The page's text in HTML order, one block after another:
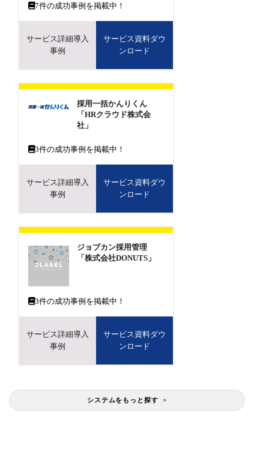
7件の成功事例を掲載中！
サービス詳細導入
事例
サービス資料ダウ
ンロード
採用一括かんりくん
「HRクラウド株式会
社」
3件の成功事例を掲載中！
サービス詳細導入
事例
サービス資料ダウ
ンロード
ジョブカン採用管理
「株式会社DONUTS」
3件の成功事例を掲載中！
サービス詳細導入
事例
サービス資料ダウ
ンロード
システムをもっと探す >